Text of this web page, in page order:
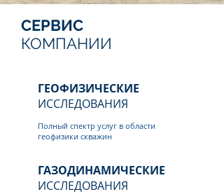
СЕРВИС
КОМПАНИИ
ГЕОФИЗИЧЕСКИЕ
ИССЛЕДОВАНИЯ
Полный спектр услуг в области
геофизики скважин
ГАЗОДИНАМИЧЕСКИЕ
ИССЛЕДОВАНИЯ